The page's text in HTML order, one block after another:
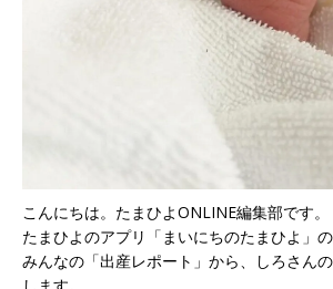
こんにちは。たまひよONLINE編集部です。
たまひよのアプリ「まいにちのたまひよ」
みんなの「出産レポート」から、しろさん